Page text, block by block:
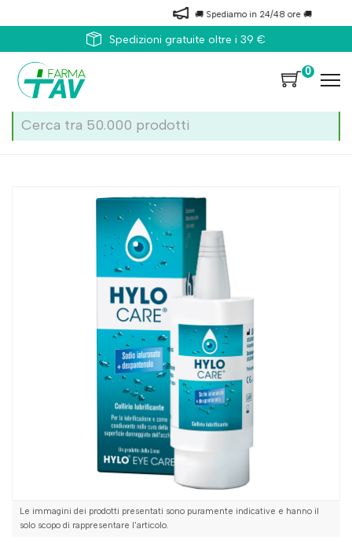
🚚 Spediamo in 24/48 ore 🚚
Spedizioni gratuite oltre i 39 €
0
Le immagini dei prodotti presentati sono puramente indicative e hanno il
solo scopo di rappresentare l'articolo.